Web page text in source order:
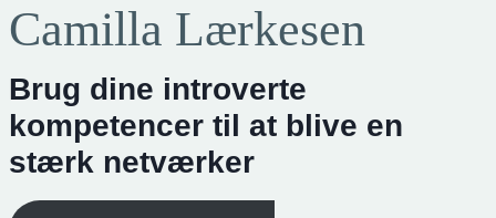
Camilla Lærkesen
Brug dine introverte
kompetencer til at blive en
stærk netværker